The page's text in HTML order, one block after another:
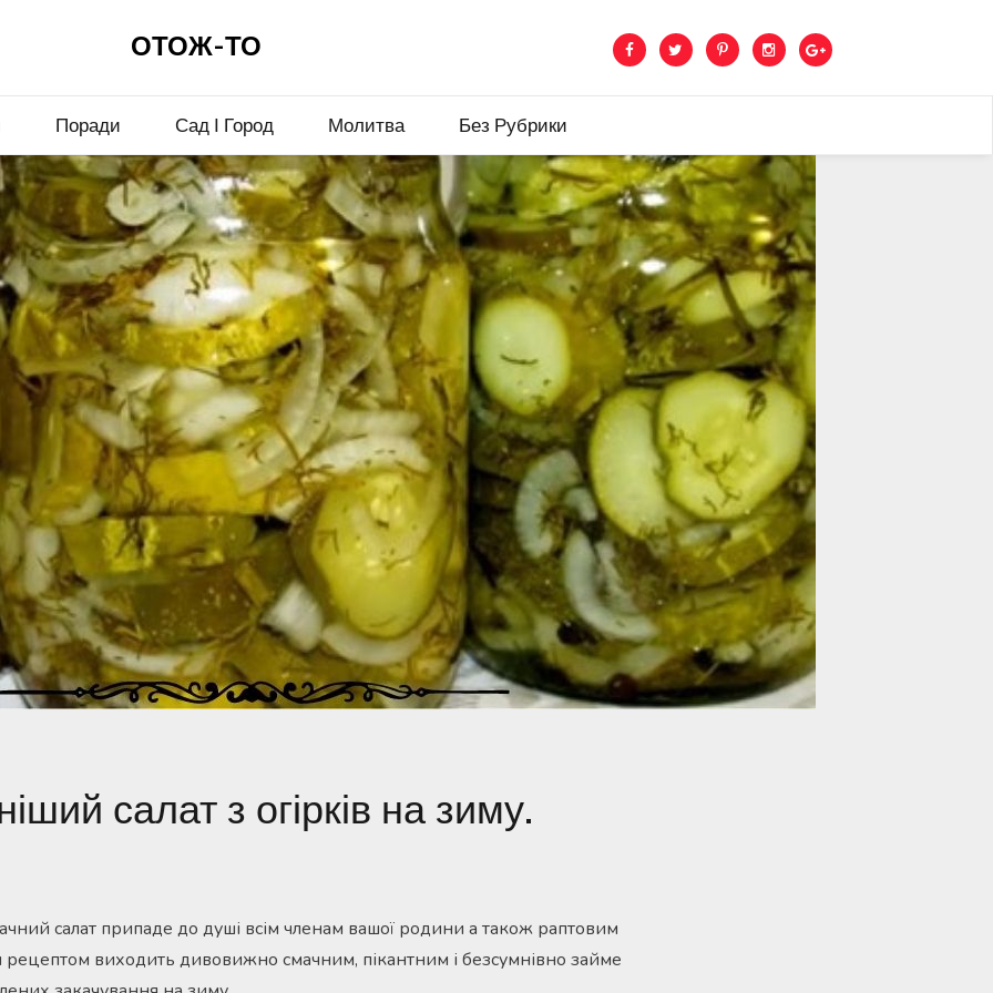
ОТОЖ-ТО
Поради Сад І Город Молитва Без Рубрики
салат з огірків на зиму.
салат припаде до душі всім членам вашої родини а також раптовим
рецептом виходить дивовижно смачним, пікантним і безсумнівно займе